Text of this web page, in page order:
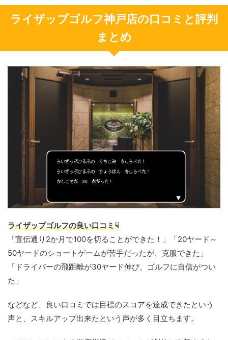
ライザップゴルフ神戸店の口コミと評判
まとめ
ライザップゴルフの良い口コミ☟
「宣伝通り2か月で100を切ることができた！」「20ヤード～
50ヤードのショートゲームが苦手だったが、克服できた」
「ドライバーの飛距離が30ヤード伸び、ゴルフに自信がつい
た」
などなど、良い口コミでは目標のスコアを達成できたという
声と、スキルアップ出来たという声が多く目立ちます。